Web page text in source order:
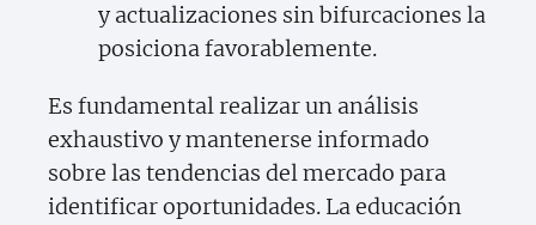
y actualizaciones sin bifurcaciones la
posiciona favorablemente.
Es fundamental realizar un análisis
exhaustivo y mantenerse informado
sobre las tendencias del mercado para
identificar oportunidades. La educación